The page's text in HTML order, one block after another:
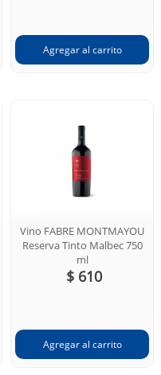
Vino FABRE MONTMAYOU
Reserva Tinto Malbec 750
ml
$ 610